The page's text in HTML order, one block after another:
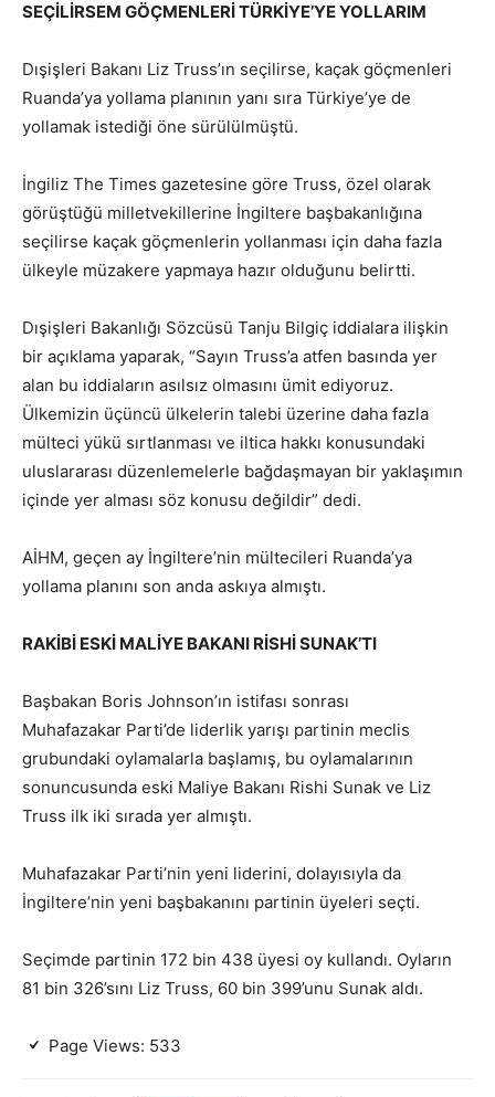
SEÇİLİRSEM GÖÇMENLERİ TÜRKİYE’YE YOLLARIM
Dışişleri Bakanı Liz Truss’ın seçilirse, kaçak göçmenleri
Ruanda’ya yollama planının yanı sıra Türkiye’ye de
yollamak istediği öne sürülülmüştü.
İngiliz The Times gazetesine göre Truss, özel olarak
görüştüğü milletvekillerine İngiltere başbakanlığına
seçilirse kaçak göçmenlerin yollanması için daha fazla
ülkeyle müzakere yapmaya hazır olduğunu belirtti.
Dışişleri Bakanlığı Sözcüsü Tanju Bilgiç iddialara ilişkin
bir açıklama yaparak, “Sayın Truss’a atfen basında yer
alan bu iddiaların asılsız olmasını ümit ediyoruz.
Ülkemizin üçüncü ülkelerin talebi üzerine daha fazla
mülteci yükü sırtlanması ve iltica hakkı konusundaki
uluslararası düzenlemelerle bağdaşmayan bir yaklaşımın
içinde yer alması söz konusu değildir” dedi.
AİHM, geçen ay İngiltere’nin mültecileri Ruanda’ya
yollama planını son anda askıya almıştı.
RAKİBİ ESKİ MALİYE BAKANI RİSHİ SUNAK’TI
Başbakan Boris Johnson’ın istifası sonrası
Muhafazakar Parti’de liderlik yarışı partinin meclis
grubundaki oylamalarla başlamış, bu oylamalarının
sonuncusunda eski Maliye Bakanı Rishi Sunak ve Liz
Truss ilk iki sırada yer almıştı.
Muhafazakar Parti’nin yeni liderini, dolayısıyla da
İngiltere’nin yeni başbakanını partinin üyeleri seçti.
Seçimde partinin 172 bin 438 üyesi oy kullandı. Oyların
81 bin 326’sını Liz Truss, 60 bin 399’unu Sunak aldı.
Page Views: 533